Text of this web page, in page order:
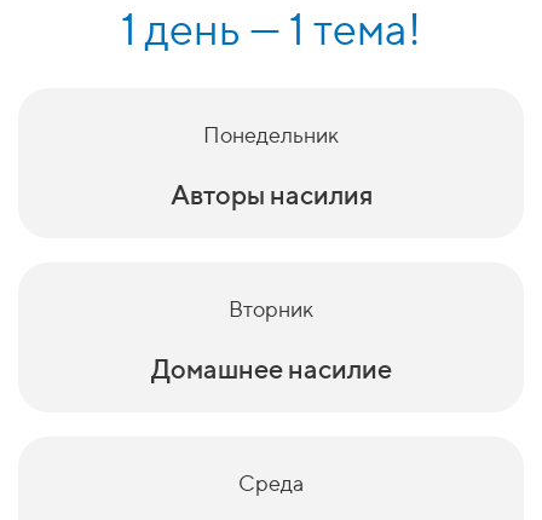
1 день — 1 тема!
Понедельник
Авторы насилия
Вторник
Домашнее насилие
Среда